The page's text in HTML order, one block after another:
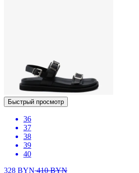
Быстрый просмотр
36
37
38
39
40
328 BYN410BYN